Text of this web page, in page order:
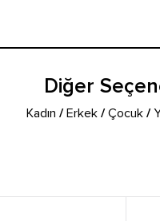
Diğer
Kadın /Erkek /Çocuk /